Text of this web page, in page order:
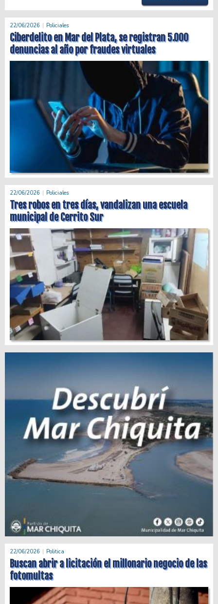
22/06/2026 Policiales
Ciberdelito en Mar del Plata, se registran 5.000
denuncias al año por fraudes virtuales
22/06/2026 Policiales
Tres robos en tres días, vandalizan una escuela
municipal de Cerrito Sur
22/06/2026 Politica
Buscan abrir a licitación el millonario negocio de las
fotomultas